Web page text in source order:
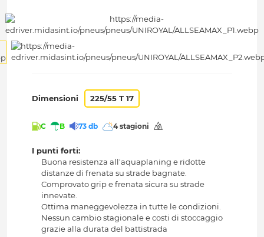
Dimensioni 225/55 T 17
C B 73 db 4 stagioni
I punti forti:
Buona resistenza all'aquaplaning e ridotte
distanze di frenata su strade bagnate.
Comprovato grip e frenata sicura su strade
innevate.
Ottima maneggevolezza in tutte le condizioni.
Nessun cambio stagionale e costi di stoccaggio
grazie alla durata del battistrada